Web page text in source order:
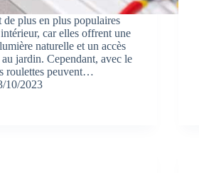
de plus en plus populaires
car elles offrent une
naturelle et un accès
jardin. Cependant, avec le
roulettes peuvent…
10/2023